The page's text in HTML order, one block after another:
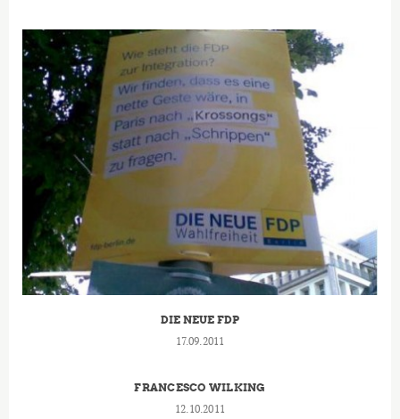
DIE NEUE FDP
17.09.2011
FRANCESCO WILKING
12.10.2011